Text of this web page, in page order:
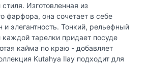
Изготовленная из
фарфора, она сочетает в себе
и элегантность. Тонкий, рельефный
каждой тарелки придает посуде
кайма по краю - добавляет
Kutahya Ilay подходит для